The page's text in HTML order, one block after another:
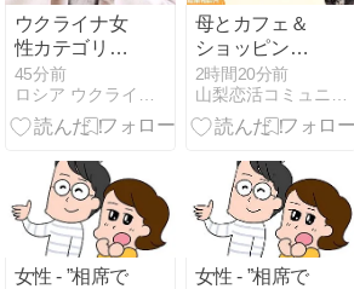
ウクライナ女
性カテゴリー
です
45分前
母とカフェ＆
ショッピング
へ行ってきま
した☕
2時間20分前
女性 - ”相席で
女性 - ”相席で